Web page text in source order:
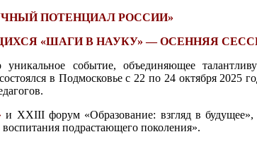
ПОТЕНЦИАЛ РОССИИ»
«ШАГИ В НАУКУ» — ОСЕННЯЯ
событие, объединяющее
в Подмосковье с 22 по 24 октября 2025
и XXIII форум «Образование: взгляд в
подрастающего поколения».